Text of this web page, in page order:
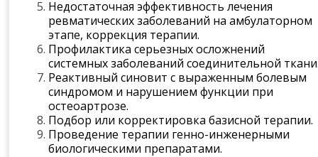
Недостаточная эффективность лечения
ревматических заболеваний на амбулаторном
этапе, коррекция терапии.
Профилактика серьезных осложнений
системных заболеваний соединительной
Реактивный синовит с выраженным болевым
синдромом и нарушением функции при
остеоартрозе.
Подбор или корректировка базисной терапии.
Проведение терапии генно-инженерными
биологическими препаратами.